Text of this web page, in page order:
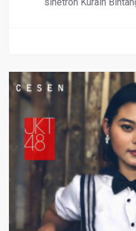
sinetron Kuraih